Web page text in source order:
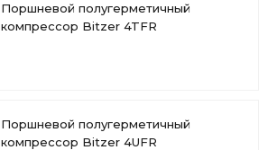
Поршневой полугерметичный
компрессор Bitzer 4TFR
Поршневой полугерметичный
компрессор Bitzer 4UFR